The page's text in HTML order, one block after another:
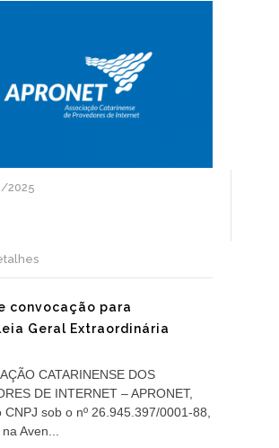
2025
convocação para
Geral Extraordinária
CATARINENSE DOS
DE INTERNET – APRONET,
CNPJ sob o nº 26.945.397/0001-88,
Aven...